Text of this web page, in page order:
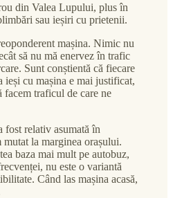
din Valea Lupului, plus în
sau ieșiri cu prietenii.
mașina. Nimic nu
să nu mă enervez în trafic
Sunt conștientă că fiecare
ieși cu mașina e mai justificat,
facem traficul de care ne
fost relativ asumată în
la marginea orașului.
baza mai mult pe autobuz,
nu este o variantă
Când las mașina acasă,